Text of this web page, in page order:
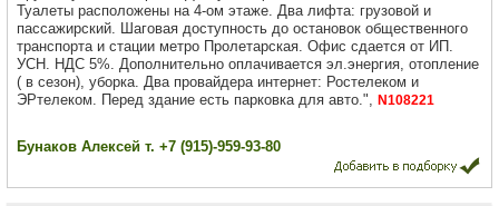
Туалеты расположены на 4-ом этаже. Два лифта: грузовой и
пассажирский. Шаговая доступность до остановок общественного
транспорта и стации метро Пролетарская. Офис сдается от ИП.
УСН. НДС 5%. Дополнительно оплачивается эл.энергия, отопление
( в сезон), уборка. Два провайдера интернет: Ростелеком и
ЭРтелеком. Перед здание есть парковка для авто.", N108221
Бунаков Алексей т. +7 (915)-959-93-80